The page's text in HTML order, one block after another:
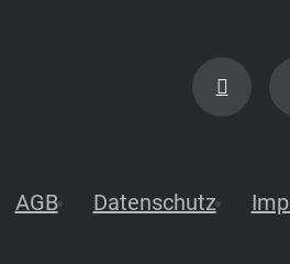
AGB Datenschutz